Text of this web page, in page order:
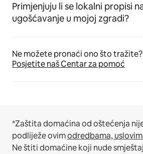
Primjenjuju li se lokalni propisi
ugošćavanje u mojoj zgradi?
Ne možete pronaći ono što tražite?
Posjetite naš Centar za pomoć
*Zaštita domaćina od oštećenja
podliježe ovimodredbama,
Ne štiti domaćine koji nude